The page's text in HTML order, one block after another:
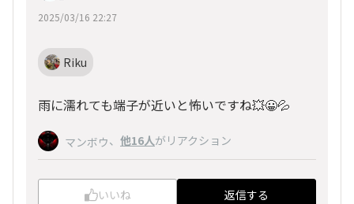
2025/03/16 22:27
Riku
雨に濡れても端子が近いと怖いですね💥😀💦
マンボウ、 他16人がリアクション
いいね 返信する